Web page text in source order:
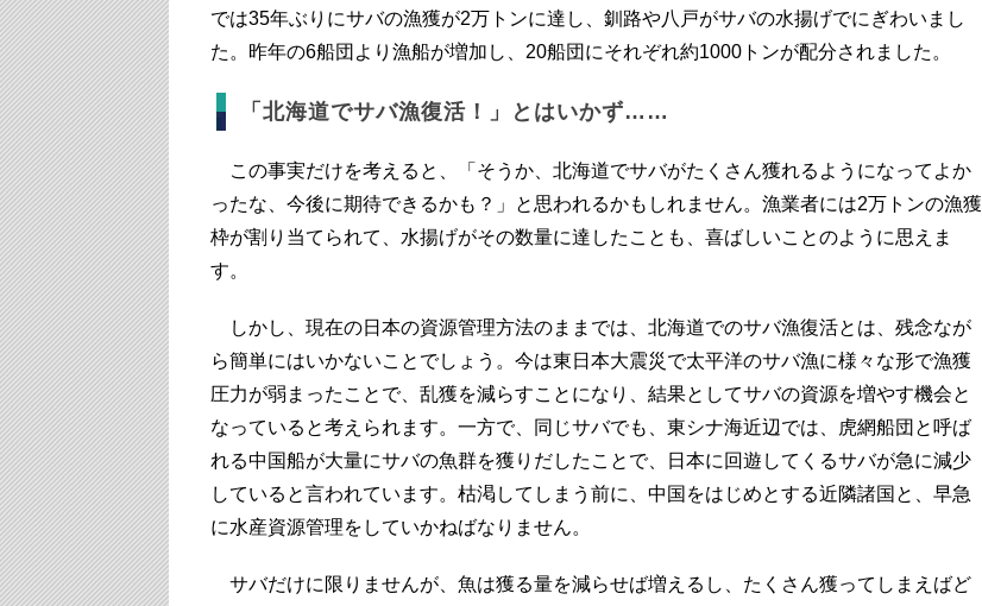
では35年ぶりにサバの漁獲が2万トンに達し、釧路や八戸がサバの水揚げでにぎわいまし
た。昨年の6船団より漁船が増加し、20船団にそれぞれ約1000トンが配分されました。
「北海道でサバ漁復活！」とはいかず……
この事実だけを考えると、「そうか、北海道でサバがたくさん獲れるようになってよか
ったな、今後に期待できるかも？」と思われるかもしれません。漁業者には2万トンの漁獲
枠が割り当てられて、水揚げがその数量に達したことも、喜ばしいことのように思えま
す。
しかし、現在の日本の資源管理方法のままでは、北海道でのサバ漁復活とは、残念なが
ら簡単にはいかないことでしょう。今は東日本大震災で太平洋のサバ漁に様々な形で漁獲
圧力が弱まったことで、乱獲を減らすことになり、結果としてサバの資源を増やす機会と
なっていると考えられます。一方で、同じサバでも、東シナ海近辺では、虎網船団と呼ば
れる中国船が大量にサバの魚群を獲りだしたことで、日本に回遊してくるサバが急に減少
していると言われています。枯渇してしまう前に、中国をはじめとする近隣諸国と、早急
に水産資源管理をしていかねばなりません。
サバだけに限りませんが、魚は獲る量を減らせば増えるし、たくさん獲ってしまえばど